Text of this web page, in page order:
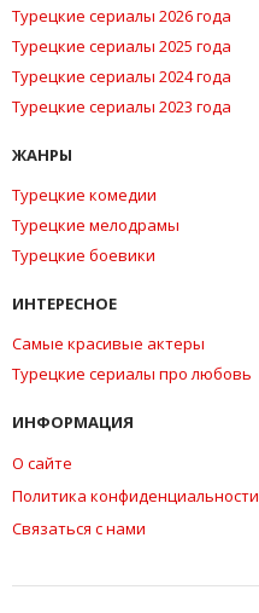
Турецкие сериалы 2026 года
Турецкие сериалы 2025 года
Турецкие сериалы 2024 года
Турецкие сериалы 2023 года
ЖАНРЫ
Турецкие комедии
Турецкие мелодрамы
Турецкие боевики
ИНТЕРЕСНОЕ
Самые красивые актеры
Турецкие сериалы про любовь
ИНФОРМАЦИЯ
О сайте
Политика конфиденциальности
Связаться с нами